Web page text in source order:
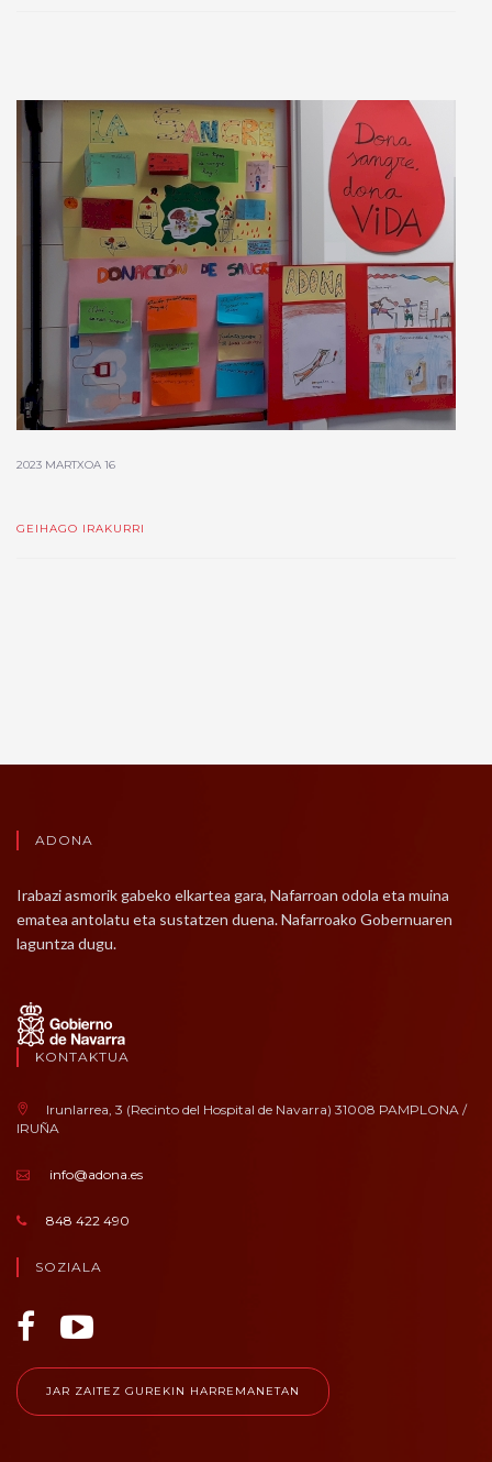
2023 MARTXOA 16
GEIHAGO IRAKURRI
ADONA
Irabazi asmorik gabeko elkartea gara, Nafarroan odola eta muina
ematea antolatu eta sustatzen duena. Nafarroako Gobernuaren
laguntza dugu.
KONTAKTUA
Irunlarrea, 3 (Recinto del Hospital de Navarra) 31008 PAMPLONA /
IRUÑA
info@adona.es
848 422 490
SOZIALA
JAR ZAITEZ GUREKIN HARREMANETAN